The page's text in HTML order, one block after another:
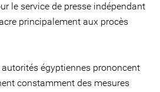
le service de presse indépendant
principalement aux procès
égyptiennes prononcent
constamment des mesures